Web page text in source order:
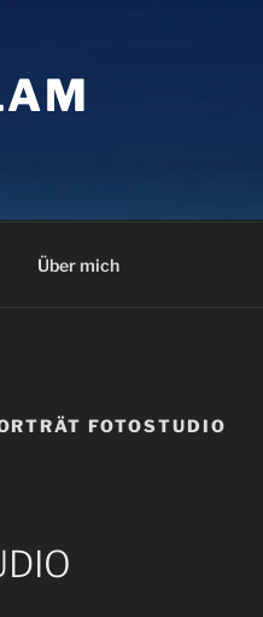
Über mich
FOTOSTUDIO